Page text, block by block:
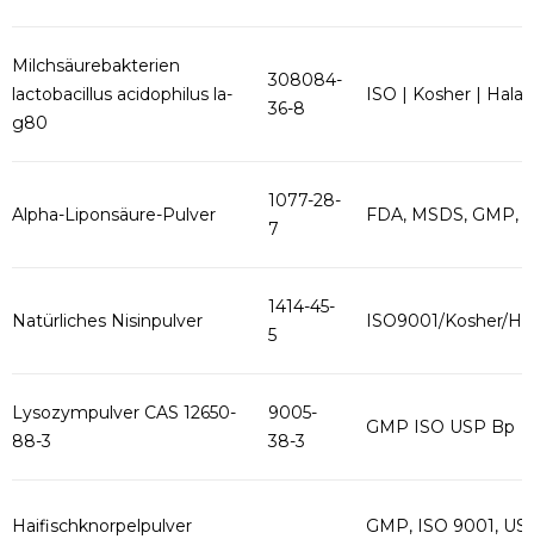
Milchsäurebakterien
lactobacillus acidophilus la-
g80
308084-
36-8
ISO | Kosher | Halal
Alpha-Liponsäure-Pulver
1077-28-
7
FDA, MSDS, GMP,
Natürliches Nisinpulver
1414-45-
5
ISO9001/Kosher/
Lysozympulver CAS 12650-
88-3
9005-
38-3
GMP ISO USP Bp
Haifischknorpelpulver GMP, ISO 9001,